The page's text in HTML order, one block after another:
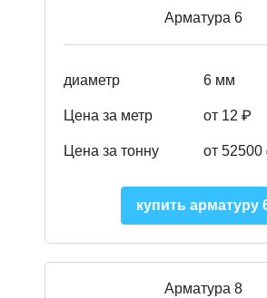
Арматура 6
диаметр 6 мм
Цена за метр от 12 ₽
Цена за тонну от 52500
купить арматуру
Арматура 8